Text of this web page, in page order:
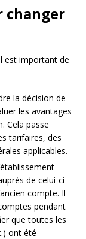
changer
est important de
la décision de
les avantages
Cela passe
tarifaires, des
applicables.
de celui-ci
compte. Il
pendant
que toutes les
ont été